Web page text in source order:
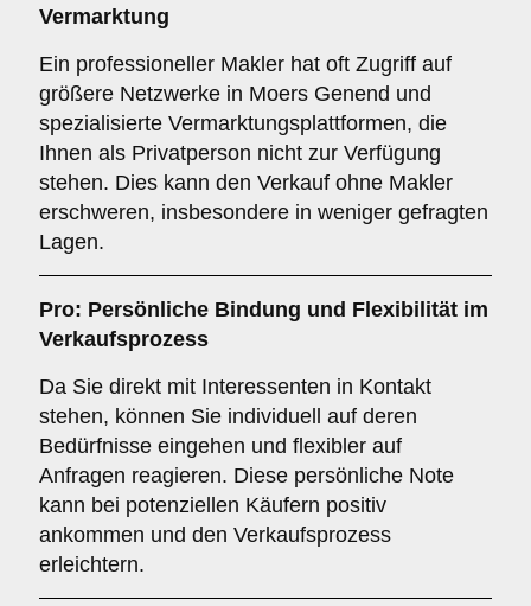
Vermarktung
Ein professioneller Makler hat oft Zugriff auf
größere Netzwerke in Moers Genend und
spezialisierte Vermarktungsplattformen, die
Ihnen als Privatperson nicht zur Verfügung
stehen. Dies kann den Verkauf ohne Makler
erschweren, insbesondere in weniger gefragten
Lagen.
Pro: Persönliche Bindung und Flexibilität im
Verkaufsprozess
Da Sie direkt mit Interessenten in Kontakt
stehen, können Sie individuell auf deren
Bedürfnisse eingehen und flexibler auf
Anfragen reagieren. Diese persönliche Note
kann bei potenziellen Käufern positiv
ankommen und den Verkaufsprozess
erleichtern.